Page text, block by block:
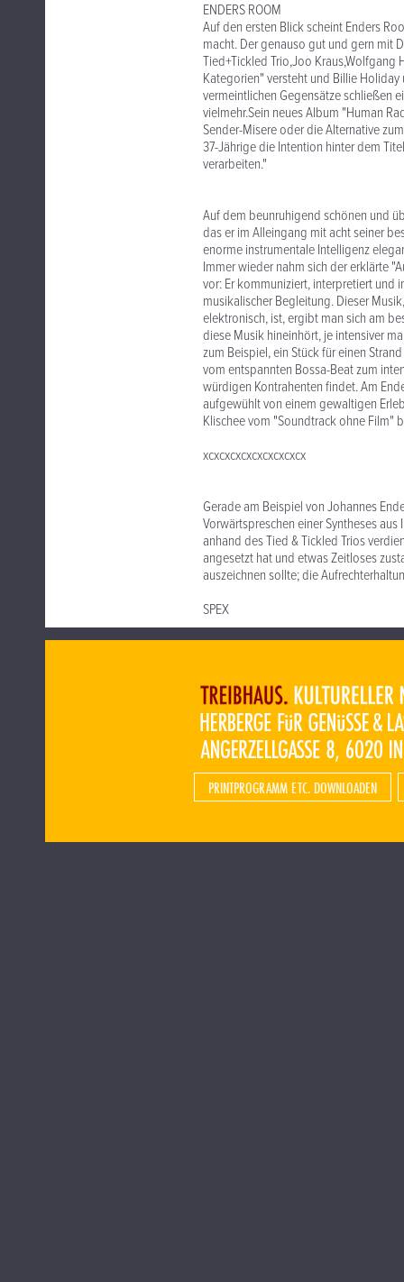
ENDERS ROOM
Auf den ersten Blick scheint Enders
macht. Der genauso gut und gern mit
Tied+Tickled Trio,Joo Kraus,Wolfgang
Kategorien" versteht und Billie
vermeintlichen Gegensätze schließen
vielmehr.Sein neues Album "Human
Sender-Misere oder die Alternative
37-Jährige die Intention hinter dem
verarbeiten."
Auf dem beunruhigend schönen und
das er im Alleingang mit acht seiner
enorme instrumentale Intelligenz
Immer wieder nahm sich der erklärte
vor: Er kommuniziert, interpretiert
musikalischer Begleitung. Dieser
elektronisch, ist, ergibt man sich am
diese Musik hineinhört, je intensiver
zum Beispiel, ein Stück für einen
vom entspannten Bossa-Beat zum
würdigen Kontrahenten findet. Am
aufgewühlt von einem gewaltigen
Klischee vom "Soundtrack ohne Film"
xcxcxcxcxcxcxcxcxcx
Gerade am Beispiel von Johannes
Vorwärtspreschen einer Syntheses
anhand des Tied & Tickled Trios
angesetzt hat und etwas Zeitloses
auszeichnen sollte; die
SPEX
PRINTPROGRAMM ETC. DOWNLOADEN